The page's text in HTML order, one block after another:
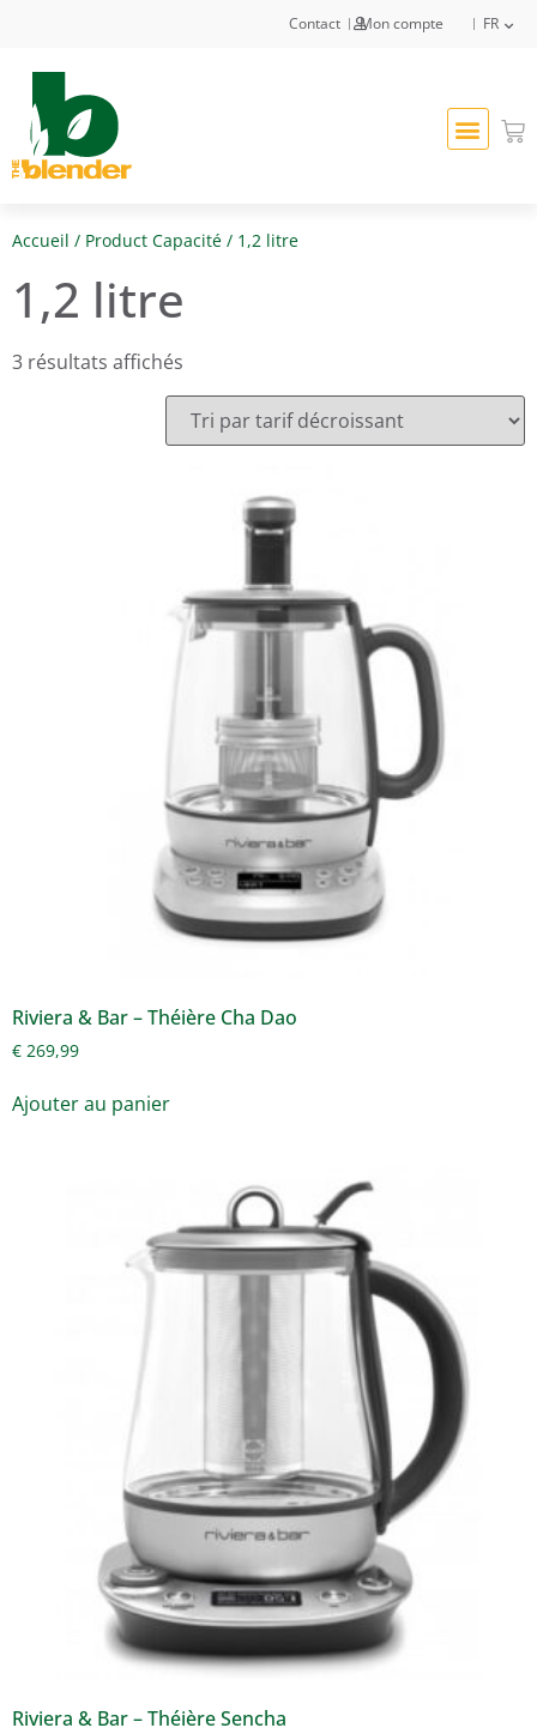
Contact Mon compte FR
Accueil / Product Capacité / 1,2 litre
1,2 litre
3 résultats affichés
Riviera & Bar – Théière Cha Dao
€ 269,99
Ajouter au panier
Riviera & Bar – Théière Sencha